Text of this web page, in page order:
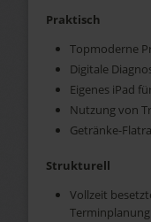
Praktisch
Topmoderne
Digitale
Eigenes iPad
Nutzung von
Getränke-
Strukturell
Vollzeit